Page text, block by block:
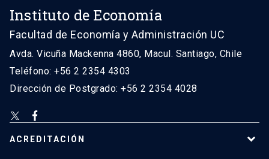
Instituto de Economía
Facultad de Economía y Administración UC
Avda. Vicuña Mackenna 4860, Macul. Santiago, Chile
Teléfono: +56 2 2354 4303
Dirección de Postgrado: +56 2 2354 4028
ACREDITACIÓN